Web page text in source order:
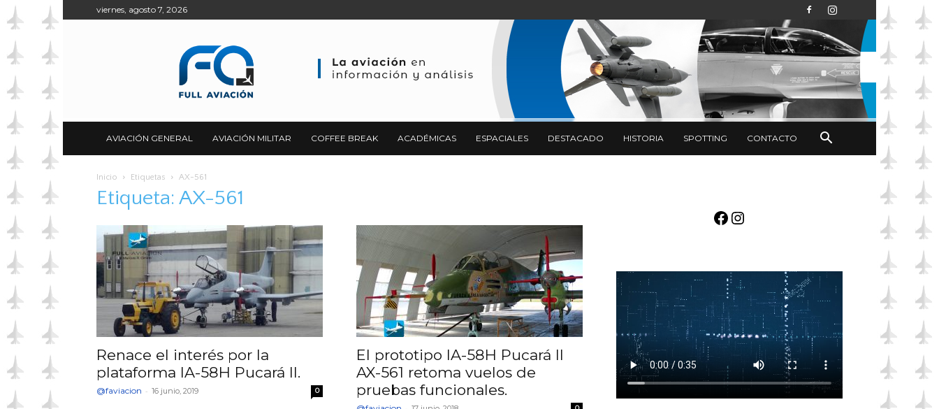
viernes, agosto 7, 2026
AVIACIÓN GENERAL AVIACIÓN MILITAR COFFEE BREAK ACADÉMICAS ESPACIALES DESTACADO HISTORIA SPOTTING CONTACTO
Inicio Etiquetas AX-561
Etiqueta: AX-561
Renace el interés por la
plataforma IA-58H Pucará II.
@faviacion - 16 junio, 2019 0
El prototipo IA-58H Pucará II
AX-561 retoma vuelos de
pruebas funcionales.
Facebook
Instagram